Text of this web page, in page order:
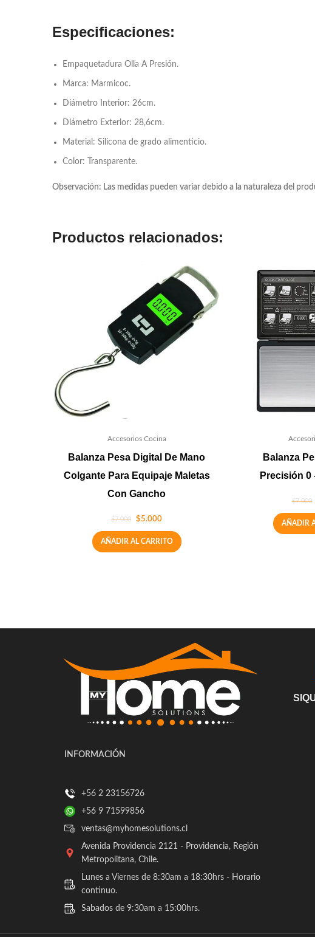
Especificaciones:
Empaquetadura Olla A Presión.
Marca: Marmicoc.
Diámetro Interior: 26cm.
Diámetro Exterior: 28,6cm.
Material: Silicona de grado alimenticio.
Color: Transparente.
Observación: Las medidas pueden variar debido a la naturaleza del
Productos relacionados:
Accesorios Cocina
Balanza Pesa Digital De Mano
Colgante Para Equipaje Maletas
Con Gancho
$7.000 $5.000
AÑADIR AL CARRITO
Balanza
Precisión 0
$7.000
AÑADIR
INFORMACIÓN
+56 2 23156726
+56 9 71599856
ventas@myhomesolutions.cl
Avenida Providencia 2121 - Providencia, Región
Metropolitana, Chile.
Lunes a Viernes de 8:30am a 18:30hrs - Horario
continuo.
Sabados de 9:30am a 15:00hrs.